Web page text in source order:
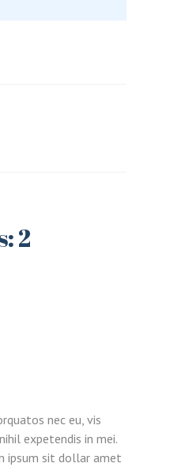
2
nec eu, vis
expetendis in mei.
ipsum sit dollar amet
just a few steps.